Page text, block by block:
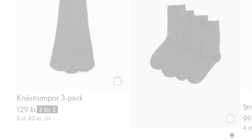
Knästrumpor 3-pack
129 kr. 3 för 2
3 st. 43 kr. /st
4